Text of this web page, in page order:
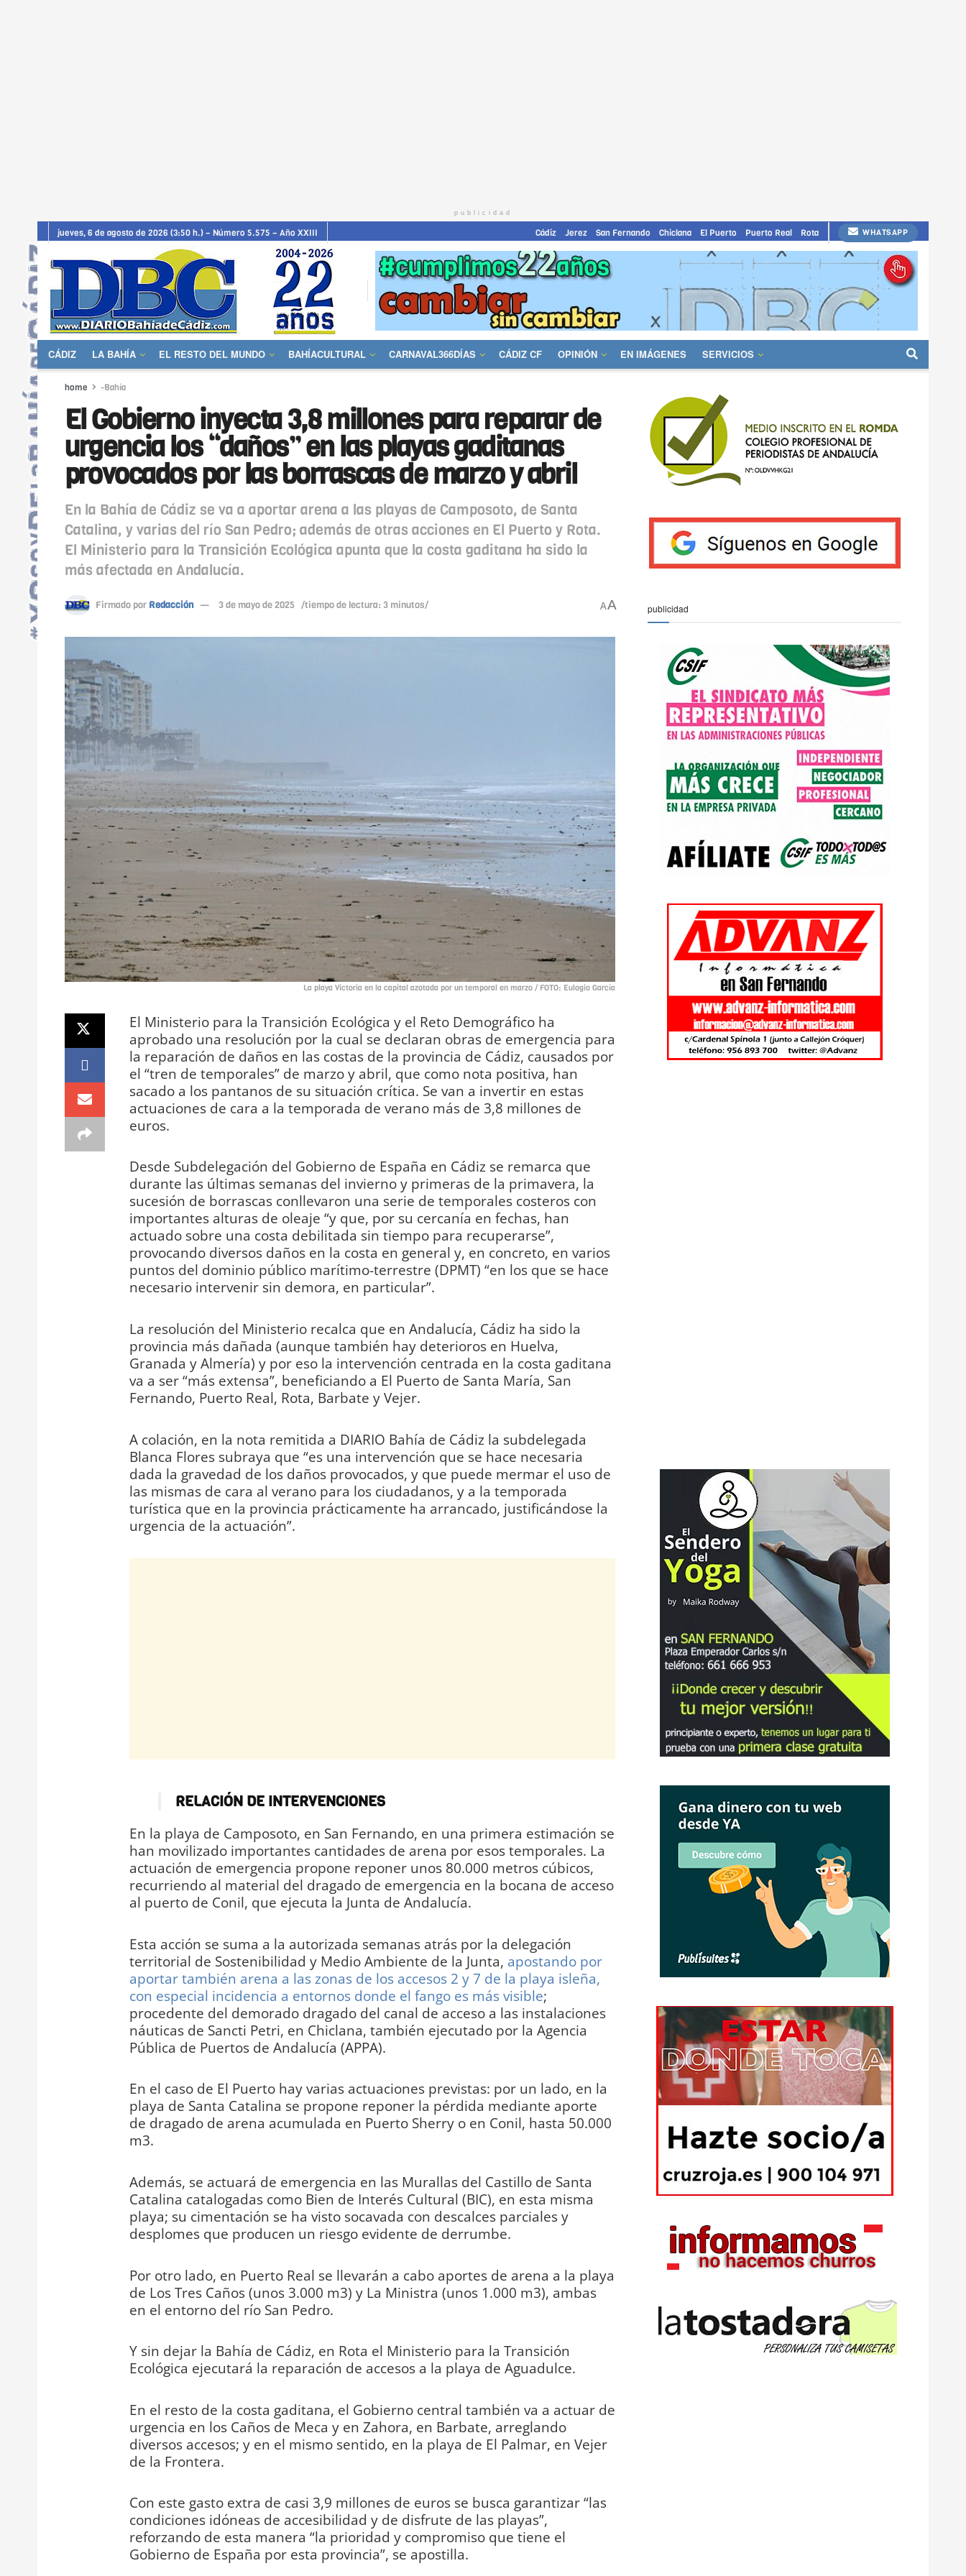
publicidad
jueves, 6 de agosto de 2026 (3:50 h.) – Número 5.575 – Año XXIII Cádiz Jerez San Fernando Chiclana El Puerto Puerto Real Rota WHATSAPP
CÁDIZ LA BAHÍA EL RESTO DEL MUNDO BAHÍACULTURAL CARNAVAL366DÍAS CÁDIZ CF OPINIÓN EN IMÁGENES SERVICIOS
home -Bahía
El Gobierno inyecta 3,8 millones para reparar de
urgencia los “daños” en las playas gaditanas
provocados por las borrascas de marzo y abril
En la Bahía de Cádiz se va a aportar arena a las playas de Camposoto, de Santa
Catalina, y varias del río San Pedro; además de otras acciones en El Puerto y Rota.
El Ministerio para la Transición Ecológica apunta que la costa gaditana ha sido la
más afectada en Andalucía.
Firmado por Redacción 3 de mayo de 2025 /tiempo de lectura: 3 minutos/ AA
La playa Victoria en la capital azotada por un temporal en marzo / FOTO: Eulogio García
El Ministerio para la Transición Ecológica y el Reto Demográfico ha
aprobado una resolución por la cual se declaran obras de emergencia para
la reparación de daños en las costas de la provincia de Cádiz, causados por
el “tren de temporales” de marzo y abril, que como nota positiva, han
sacado a los pantanos de su situación crítica. Se van a invertir en estas
actuaciones de cara a la temporada de verano más de 3,8 millones de
euros.
Desde Subdelegación del Gobierno de España en Cádiz se remarca que
durante las últimas semanas del invierno y primeras de la primavera, la
sucesión de borrascas conllevaron una serie de temporales costeros con
importantes alturas de oleaje “y que, por su cercanía en fechas, han
actuado sobre una costa debilitada sin tiempo para recuperarse”,
provocando diversos daños en la costa en general y, en concreto, en varios
puntos del dominio público marítimo-terrestre (DPMT) “en los que se hace
necesario intervenir sin demora, en particular”.
La resolución del Ministerio recalca que en Andalucía, Cádiz ha sido la
provincia más dañada (aunque también hay deterioros en Huelva,
Granada y Almería) y por eso la intervención centrada en la costa gaditana
va a ser “más extensa”, beneficiando a El Puerto de Santa María, San
Fernando, Puerto Real, Rota, Barbate y Vejer.
A colación, en la nota remitida a DIARIO Bahía de Cádiz la subdelegada
Blanca Flores subraya que “es una intervención que se hace necesaria
dada la gravedad de los daños provocados, y que puede mermar el uso de
las mismas de cara al verano para los ciudadanos, y a la temporada
turística que en la provincia prácticamente ha arrancado, justificándose la
urgencia de la actuación”.
RELACIÓN DE INTERVENCIONES
En la playa de Camposoto, en San Fernando, en una primera estimación se
han movilizado importantes cantidades de arena por esos temporales. La
actuación de emergencia propone reponer unos 80.000 metros cúbicos,
recurriendo al material del dragado de emergencia en la bocana de acceso
al puerto de Conil, que ejecuta la Junta de Andalucía.
Esta acción se suma a la autorizada semanas atrás por la delegación
territorial de Sostenibilidad y Medio Ambiente de la Junta, apostando por
aportar también arena a las zonas de los accesos 2 y 7 de la playa isleña,
con especial incidencia a entornos donde el fango es más visible;
procedente del demorado dragado del canal de acceso a las instalaciones
náuticas de Sancti Petri, en Chiclana, también ejecutado por la Agencia
Pública de Puertos de Andalucía (APPA).
En el caso de El Puerto hay varias actuaciones previstas: por un lado, en la
playa de Santa Catalina se propone reponer la pérdida mediante aporte
de dragado de arena acumulada en Puerto Sherry o en Conil, hasta 50.000
m3.
Además, se actuará de emergencia en las Murallas del Castillo de Santa
Catalina catalogadas como Bien de Interés Cultural (BIC), en esta misma
playa; su cimentación se ha visto socavada con descalces parciales y
desplomes que producen un riesgo evidente de derrumbe.
Por otro lado, en Puerto Real se llevarán a cabo aportes de arena a la playa
de Los Tres Caños (unos 3.000 m3) y La Ministra (unos 1.000 m3), ambas
en el entorno del río San Pedro.
Y sin dejar la Bahía de Cádiz, en Rota el Ministerio para la Transición
Ecológica ejecutará la reparación de accesos a la playa de Aguadulce.
En el resto de la costa gaditana, el Gobierno central también va a actuar de
urgencia en los Caños de Meca y en Zahora, en Barbate, arreglando
diversos accesos; y en el mismo sentido, en la playa de El Palmar, en Vejer
de la Frontera.
Con este gasto extra de casi 3,9 millones de euros se busca garantizar “las
condiciones idóneas de accesibilidad y de disfrute de las playas”,
reforzando de esta manera “la prioridad y compromiso que tiene el
Gobierno de España por esta provincia”, se apostilla.
publicidad